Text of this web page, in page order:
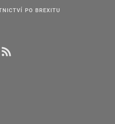
PO BREXITU